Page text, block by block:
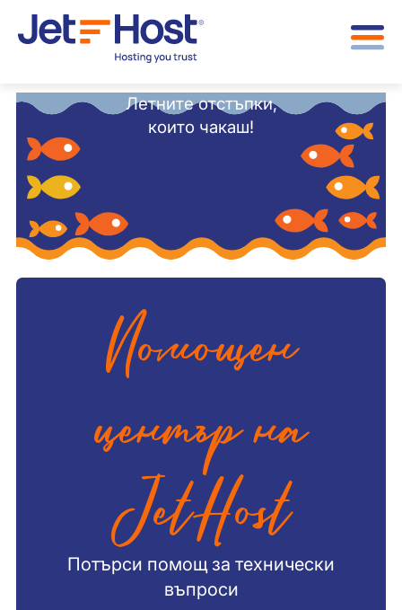
Летните отстъпки,
които чакаш!
Помощен
център на
JetHost
Потърси помощ за технически
въпроси